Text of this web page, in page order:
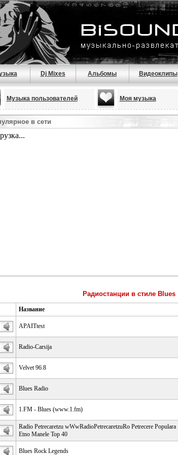
Dj Mixes Альбомы Видеоклипы
Музыка пользователей Моя музыка
в сети
Радиостанции в стиле Blues
Название
APAITtest
Radio-Carsija
Velvet 96.8
Blues Radio
1.FM - Blues (www.1.fm)
Radio Petrecaretzu wWwRadioPetrecaretzuRo Petrecere Populara
Etno Manele Top 40
Blues Rock Legends